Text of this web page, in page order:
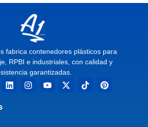
fabrica contenedores plásticos para
RPBI e industriales, con calidad y
garantizadas.